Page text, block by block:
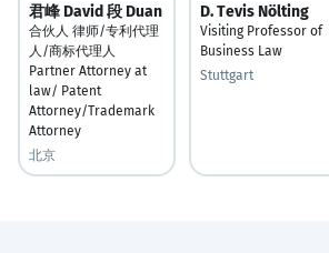
君峰 David 段 Duan
合伙人 律师/专利代理
人/商标代理人
Partner Attorney at
law/ Patent
Attorney/Trademark
Attorney
北京
D. Tevis Nölting
Visiting Professor of
Business Law
Stuttgart